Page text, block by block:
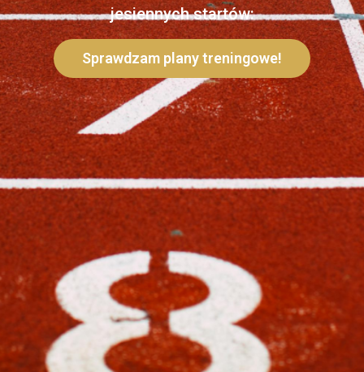
jesiennych startów:
Sprawdzam plany treningowe!